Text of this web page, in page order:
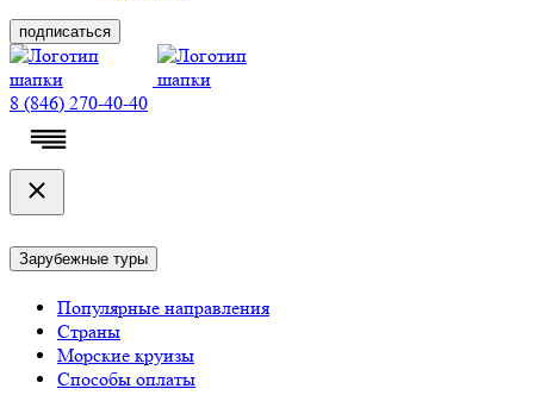
подписаться
8 (846) 270-40-40
Зарубежные туры
Популярные направления
Страны
Морские круизы
Способы оплаты